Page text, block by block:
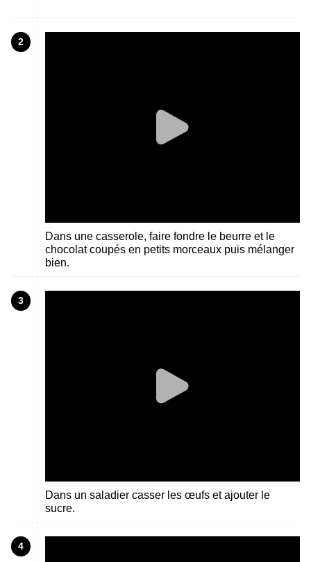
2
Dans une casserole, faire fondre le beurre et le
chocolat coupés en petits morceaux puis mélanger
bien.
3
Dans un saladier casser les œufs et ajouter le
sucre.
4